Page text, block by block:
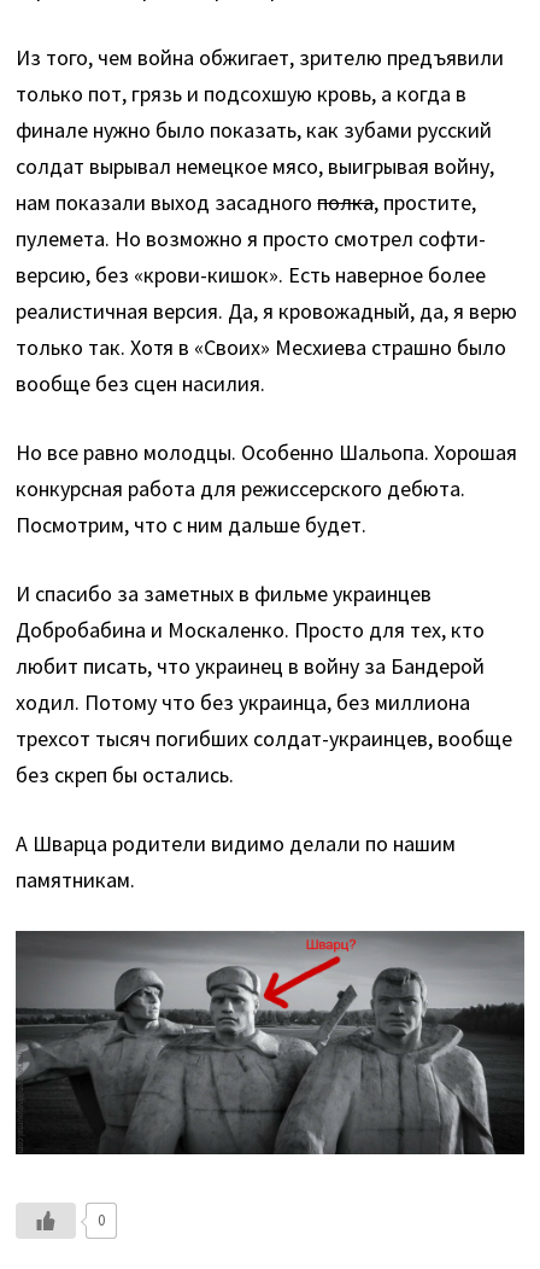
Из того, чем война обжигает, зрителю предъявили
только пот, грязь и подсохшую кровь, а когда в
финале нужно было показать, как зубами русский
солдат вырывал немецкое мясо, выигрывая войну,
нам показали выход засадногополка, простите,
пулемета. Но возможно я просто смотрел софти-
версию, без «крови-кишок». Есть наверное более
реалистичная версия. Да, я кровожадный, да, я верю
только так. Хотя в «Своих» Месхиева страшно было
вообще без сцен насилия.
Но все равно молодцы. Особенно Шальопа. Хорошая
конкурсная работа для режиссерского дебюта.
Посмотрим, что с ним дальше будет.
И спасибо за заметных в фильме украинцев
Добробабина и Москаленко. Просто для тех, кто
любит писать, что украинец в войну за Бандерой
ходил. Потому что без украинца, без миллиона
трехсот тысяч погибших солдат-украинцев, вообще
без скреп бы остались.
А Шварца родители видимо делали по нашим
памятникам.
0